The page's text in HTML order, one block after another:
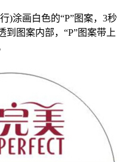
)涂画白色的“P”图案，3秒
到图案内部，“P”图案带上